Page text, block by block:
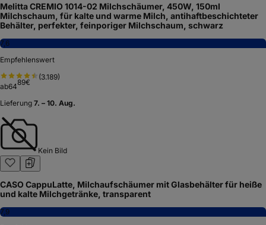
Melitta CREMIO 1014-02 Milchschäumer, 450W, 150ml
Milchschaum, für kalte und warme Milch, antihaftbeschichteter
Behälter, perfekter, feinporiger Milchschaum, schwarz
7,6
Empfehlenswert
(3.189)
ab6489€
Lieferung 7. – 10. Aug.
Kein Bild
CASO CappuLatte, Milchaufschäumer mit Glasbehälter für heiße
und kalte Milchgetränke, transparent
7,9